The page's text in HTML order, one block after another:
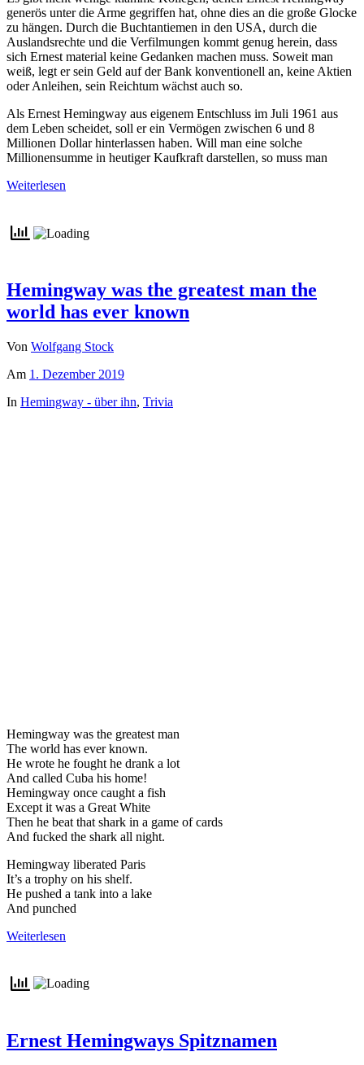
generös unter die Arme gegriffen hat, ohne dies an die große Glocke
zu hängen. Durch die Buchtantiemen in den USA, durch die
Auslandsrechte und die Verfilmungen kommt genug herein, dass
sich Ernest material keine Gedanken machen muss. Soweit man
weiß, legt er sein Geld auf der Bank konventionell an, keine Aktien
oder Anleihen, sein Reichtum wächst auch so.
Als Ernest Hemingway aus eigenem Entschluss im Juli 1961 aus
dem Leben scheidet, soll er ein Vermögen zwischen 6 und 8
Millionen Dollar hinterlassen haben. Will man eine solche
Millionensumme in heutiger Kaufkraft darstellen, so muss man
Weiterlesen
Hemingway was the greatest man the
world has ever known
Von Wolfgang Stock
Am 1. Dezember 2019
In Hemingway - über ihn, Trivia
Hemingway was the greatest man
The world has ever known.
He wrote he fought he drank a lot
And called Cuba his home!
Hemingway once caught a fish
Except it was a Great White
Then he beat that shark in a game of cards
And fucked the shark all night.
Hemingway liberated Paris
It’s a trophy on his shelf.
He pushed a tank into a lake
And punched
Weiterlesen
Ernest Hemingways Spitznamen